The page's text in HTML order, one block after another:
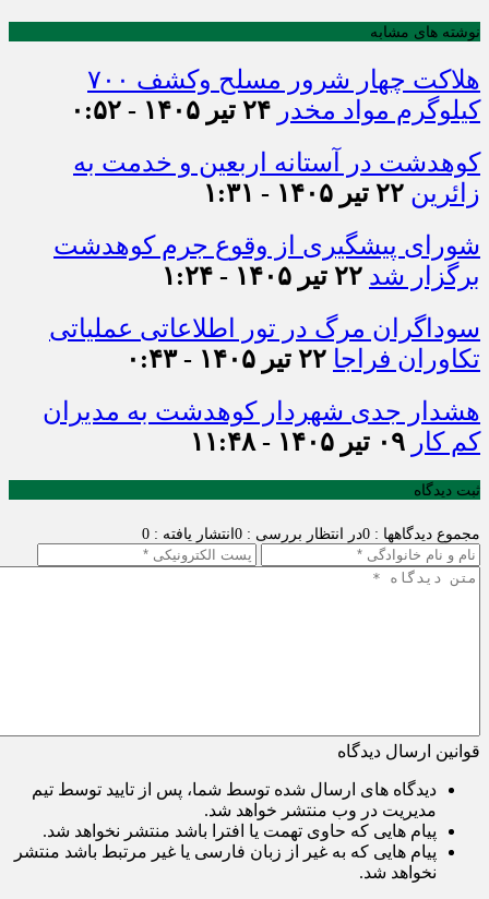
نوشته های مشابه
هلاکت چهار شرور مسلح وکشف ۷۰۰
کیلوگرم مواد مخدر ۲۴ تیر ۱۴۰۵ - ۰:۵۲
کوهدشت در آستانه اربعین و خدمت‌ به
زائرین ۲۲ تیر ۱۴۰۵ - ۱:۳۱
شورای پیشگیری از وقوع جرم کوهدشت
برگزار شد ۲۲ تیر ۱۴۰۵ - ۱:۲۴
سوداگران مرگ در تور اطلاعاتی عملیاتی
تکاوران فراجا ۲۲ تیر ۱۴۰۵ - ۰:۴۳
هشدار جدی شهردار کوهدشت به مدیران
کم کار ۰۹ تیر ۱۴۰۵ - ۱۱:۴۸
ثبت دیدگاه
مجموع دیدگاهها : 0 در انتظار بررسی : 0 انتشار یافته : 0
قوانین ارسال دیدگاه
دیدگاه های ارسال شده توسط شما، پس از تایید توسط تیم
مدیریت در وب منتشر خواهد شد.
پیام هایی که حاوی تهمت یا افترا باشد منتشر نخواهد شد.
پیام هایی که به غیر از زبان فارسی یا غیر مرتبط باشد منتشر
نخواهد شد.